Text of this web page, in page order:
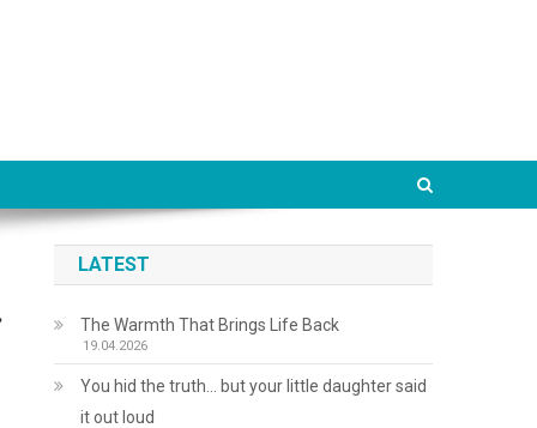
LATEST
The Warmth That Brings Life Back
19.04.2026
You hid the truth… but your little daughter said
it out loud